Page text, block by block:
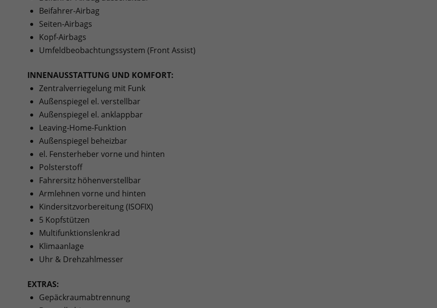
Beifahrer-Airbag
Seiten-Airbags
Kopf-Airbags
Umfeldbeobachtungssystem (Front Assist)
INNENAUSSTATTUNG UND KOMFORT:
Zentralverriegelung mit Funk
Außenspiegel el. verstellbar
Außenspiegel el. anklappbar
Leaving-Home-Funktion
Außenspiegel beheizbar
el. Fensterheber vorne und hinten
Polsterstoff
Fahrersitz höhenverstellbar
Armlehnen vorne und hinten
Kindersitzvorbereitung (ISOFIX)
5 Kopfstützen
Multifunktionslenkrad
Klimaanlage
Uhr & Drehzahlmesser
EXTRAS:
Gepäckraumabtrennung